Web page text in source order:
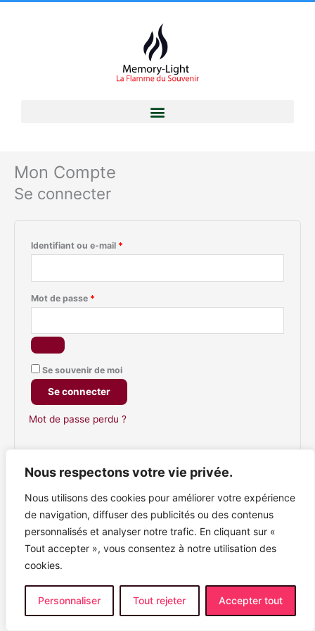
Nous respectons votre vie privée.
Nous utilisons des cookies pour améliorer votre expérience
de navigation, diffuser des publicités ou des contenus
personnalisés et analyser notre trafic. En cliquant sur «
Tout accepter », vous consentez à notre utilisation des
cookies.
Personnaliser Tout rejeter Accepter tout
Mon Compte
Se connecter
Identifiant ou e-mail *
Mot de passe *
Se souvenir de moi
Se connecter
Mot de passe perdu ?